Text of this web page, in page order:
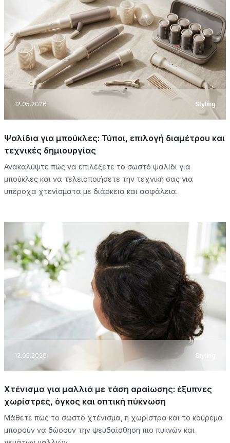
12.05.2026 Styling
Ψαλίδια για μπούκλες: Τύποι, επιλογή διαμέτρου και
τεχνικές δημιουργίας
Ανακαλύψτε πώς να επιλέξετε το σωστό ψαλίδι για
μπούκλες και να τελειοποιήσετε την τεχνική σας για
υπέροχα χτενίσματα με διάρκεια και ασφάλεια.
12.05.2026 Styling
Χτένισμα για μαλλιά με τάση αραίωσης: έξυπνες
χωρίστρες, όγκος και οπτική πύκνωση
Μάθετε πώς το σωστό χτένισμα, η χωρίστρα και το κούρεμα
μπορούν να δώσουν την ψευδαίσθηση πιο πυκνών και